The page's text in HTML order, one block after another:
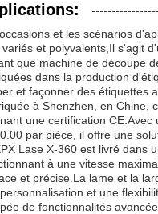
et les scénarios
et polyvalents,Il s'agit
que machine de découpe
dans la production
et façonner des étiquettes
à Shenzhen, en Chine,
une certification
par pièce, il offre une
Lase X-360 est livré dans
à une vitesse
et précise.La lame et la
et une
de fonctionnalités